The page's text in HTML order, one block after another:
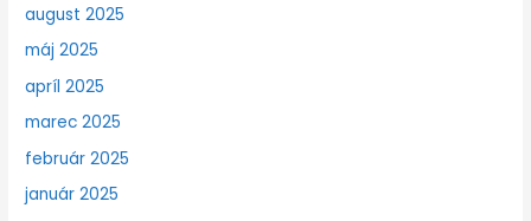
august 2025
máj 2025
apríl 2025
marec 2025
február 2025
január 2025